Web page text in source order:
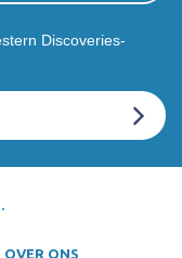
Discoveries-
OVER ONS